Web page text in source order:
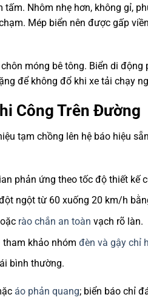
Nhôm nhẹ hơn, không gỉ,
Mép biển nên được gấp
móng bê tông. Biển di động
để không đổ khi xe tải chạy
Công Trên Đường
tạm chồng lên hệ báo hiệu
phản ứng theo tốc độ thiết kế
ngột từ 60 xuống 20 km/h
rào chắn an toàn vạch rõ làn.
khảo nhóm đèn và gậy chỉ
bình thường.
áo phản quang; biển báo chỉ